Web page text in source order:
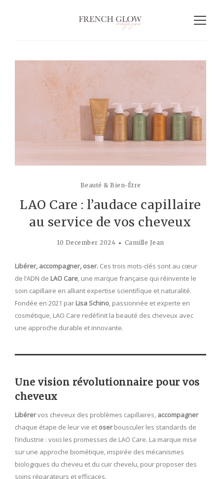
Beauté & Bien-Être
LAO Care : l’audace capillaire
au service de vos cheveux
10 December 2024 Camille Jean
Libérer, accompagner, oser. Ces trois mots-clés sont au cœur
de l’ADN de LAO Care, une marque française qui réinvente le
soin capillaire en alliant expertise scientifique et naturalité.
Fondée en 2021 par Lisa Schino, passionnée et experte en
cosmétique, LAO Care redéfinit la beauté des cheveux avec
une approche durable et innovante.
Une vision révolutionnaire pour vos
cheveux
Libérervos cheveux des problèmes capillaires, accompagner
chaque étape de leur vie et oserbousculer les standards de
l’industrie : voici les promesses de LAO Care. La marque mise
sur une approche biométique, inspirée des mécanismes
biologiques du cheveu et du cuir chevelu, pour proposer des
soins réparateurs et efficaces.